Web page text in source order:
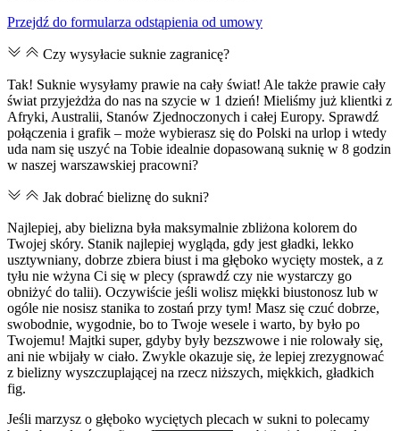
Przejdź do formularza odstąpienia od umowy
Czy wysyłacie suknie zagranicę?
Tak! Suknie wysyłamy prawie na cały świat! Ale także prawie cały
świat przyjeżdża do nas na szycie w 1 dzień! Mieliśmy już klientki z
Afryki, Australii, Stanów Zjednoczonych i całej Europy. Sprawdź
połączenia i grafik – może wybierasz się do Polski na urlop i wtedy
uda nam się uszyć na Tobie idealnie dopasowaną suknię w 8 godzin
w naszej warszawskiej pracowni?
Jak dobrać bieliznę do sukni?
Najlepiej, aby bielizna była maksymalnie zbliżona kolorem do
Twojej skóry. Stanik najlepiej wygląda, gdy jest gładki, lekko
usztywniany, dobrze zbiera biust i ma głęboko wycięty mostek, a z
tyłu nie wżyna Ci się w plecy (sprawdź czy nie wystarczy go
obniżyć do talii). Oczywiście jeśli wolisz miękki biustonosz lub w
ogóle nie nosisz stanika to zostań przy tym! Masz się czuć dobrze,
swobodnie, wygodnie, bo to Twoje wesele i warto, by było po
Twojemu! Majtki super, gdyby były bezszwowe i nie rolowały się,
ani nie wbijały w ciało. Zwykle okazuje się, że lepiej zrezygnować
z bielizny wyszczuplającej na rzecz niższych, miękkich, gładkich
fig.
Jeśli marzysz o głęboko wyciętych plecach w sukni to polecamy